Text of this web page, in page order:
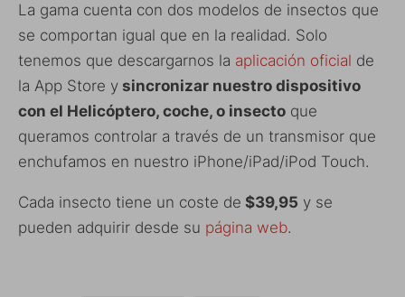
La gama cuenta con dos modelos de insectos que
se comportan igual que en la realidad. Solo
tenemos que descargarnos la aplicación oficial de
la App Store y sincronizar nuestro dispositivo
con el Helicóptero, coche, o insecto que
queramos controlar a través de un transmisor que
enchufamos en nuestro iPhone/iPad/iPod Touch.
Cada insecto tiene un coste de $39,95 y se
pueden adquirir desde su página web.